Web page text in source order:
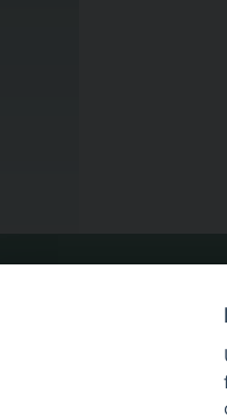
LA
IL